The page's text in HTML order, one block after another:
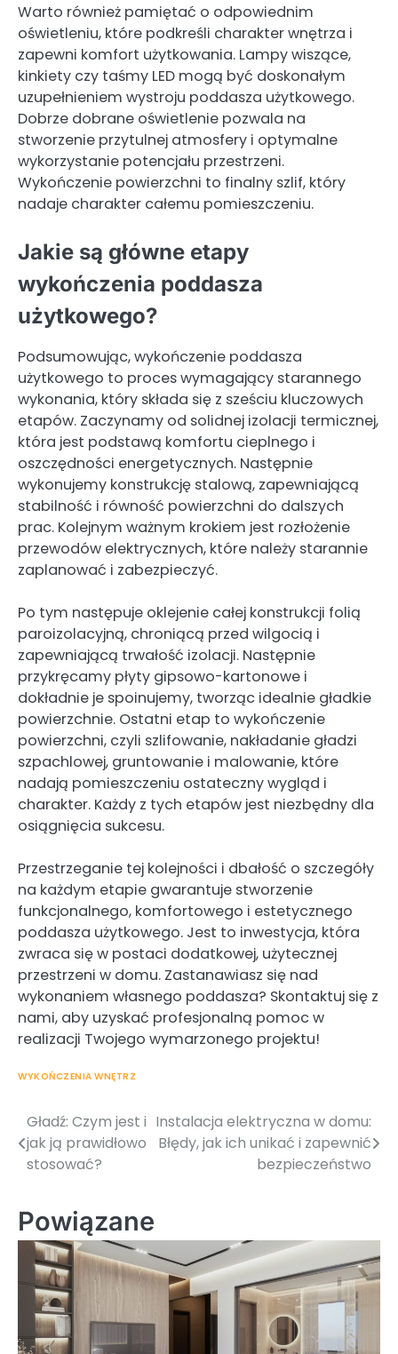
Warto również pamiętać o odpowiednim
oświetleniu, które podkreśli charakter wnętrza i
zapewni komfort użytkowania. Lampy wiszące,
kinkiety czy taśmy LED mogą być doskonałym
uzupełnieniem wystroju poddasza użytkowego.
Dobrze dobrane oświetlenie pozwala na
stworzenie przytulnej atmosfery i optymalne
wykorzystanie potencjału przestrzeni.
Wykończenie powierzchni to finalny szlif, który
nadaje charakter całemu pomieszczeniu.
Jakie są główne etapy
wykończenia poddasza
użytkowego?
Podsumowując, wykończenie poddasza
użytkowego to proces wymagający starannego
wykonania, który składa się z sześciu kluczowych
etapów. Zaczynamy od solidnej izolacji termicznej,
która jest podstawą komfortu cieplnego i
oszczędności energetycznych. Następnie
wykonujemy konstrukcję stalową, zapewniającą
stabilność i równość powierzchni do dalszych
prac. Kolejnym ważnym krokiem jest rozłożenie
przewodów elektrycznych, które należy starannie
zaplanować i zabezpieczyć.
Po tym następuje oklejenie całej konstrukcji folią
paroizolacyjną, chroniącą przed wilgocią i
zapewniającą trwałość izolacji. Następnie
przykręcamy płyty gipsowo-kartonowe i
dokładnie je spoinujemy, tworząc idealnie gładkie
powierzchnie. Ostatni etap to wykończenie
powierzchni, czyli szlifowanie, nakładanie gładzi
szpachlowej, gruntowanie i malowanie, które
nadają pomieszczeniu ostateczny wygląd i
charakter. Każdy z tych etapów jest niezbędny dla
osiągnięcia sukcesu.
Przestrzeganie tej kolejności i dbałość o szczegóły
na każdym etapie gwarantuje stworzenie
funkcjonalnego, komfortowego i estetycznego
poddasza użytkowego. Jest to inwestycja, która
zwraca się w postaci dodatkowej, użytecznej
przestrzeni w domu. Zastanawiasz się nad
wykonaniem własnego poddasza? Skontaktuj się z
nami, aby uzyskać profesjonalną pomoc w
realizacji Twojego wymarzonego projektu!
WYKOŃCZENIA WNĘTRZ
Nawigacja
wpisu
Gładź: Czym jest i
jak ją prawidłowo
stosować?
Instalacja elektryczna w domu:
Błędy, jak ich unikać i zapewnić
bezpieczeństwo
Powiązane